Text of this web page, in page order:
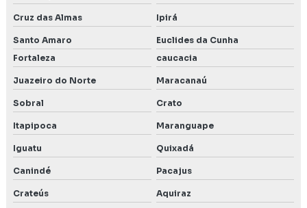
Cruz das Almas Ipirá
Santo Amaro
Euclides da Cunha
Fortaleza
caucacia
Juazeiro do Norte Maracanaú
Sobral Crato
Itapipoca Maranguape
Iguatu Quixadá
Canindé Pacajus
Crateús Aquiraz